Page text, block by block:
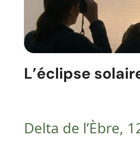
L’éclipse
Delta de l’Èbre,